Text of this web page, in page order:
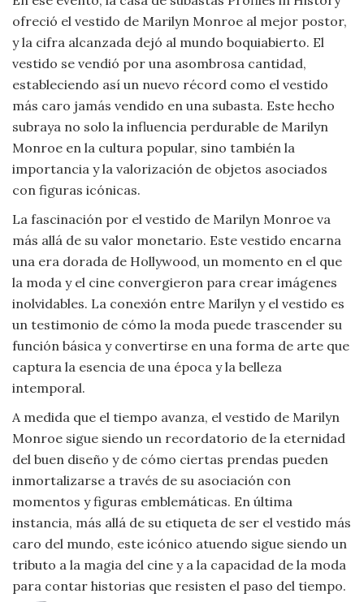
ofreció el vestido de Marilyn Monroe al mejor postor,
y la cifra alcanzada dejó al mundo boquiabierto. El
vestido se vendió por una asombrosa cantidad,
estableciendo así un nuevo récord como el vestido
más caro jamás vendido en una subasta. Este hecho
subraya no solo la influencia perdurable de Marilyn
Monroe en la cultura popular, sino también la
importancia y la valorización de objetos asociados
con figuras icónicas.
La fascinación por el vestido de Marilyn Monroe va
más allá de su valor monetario. Este vestido encarna
una era dorada de Hollywood, un momento en el que
la moda y el cine convergieron para crear imágenes
inolvidables. La conexión entre Marilyn y el vestido es
un testimonio de cómo la moda puede trascender su
función básica y convertirse en una forma de arte que
captura la esencia de una época y la belleza
intemporal.
A medida que el tiempo avanza, el vestido de Marilyn
Monroe sigue siendo un recordatorio de la eternidad
del buen diseño y de cómo ciertas prendas pueden
inmortalizarse a través de su asociación con
momentos y figuras emblemáticas. En última
instancia, más allá de su etiqueta de ser el vestido más
caro del mundo, este icónico atuendo sigue siendo un
tributo a la magia del cine y a la capacidad de la moda
para contar historias que resisten el paso del tiempo.